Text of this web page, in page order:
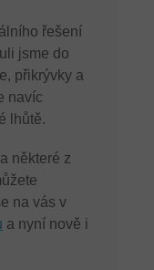
řešení
jsme do
přikrývky a
navíc
lhůtě.
některé z
na vás v
a nyní nově i